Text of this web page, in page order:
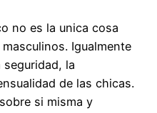
no es la unica cosa
Igualmente
la
de las chicas.
si misma y